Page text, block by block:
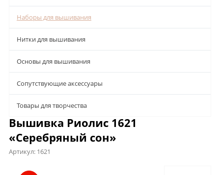
Наборы для вышивания
Нитки для вышивания
Основы для вышивания
Сопутствующие аксессуары
Товары для творчества
Вышивка Риолис 1621
«Серебряный сон»
Артикул: 1621
Описание